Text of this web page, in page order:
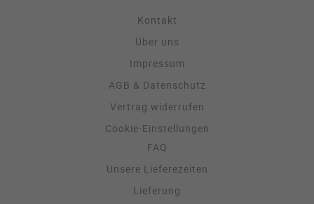
Kontakt
Über uns
Impressum
AGB & Datenschutz
Vertrag widerrufen
Cookie-Einstellungen
FAQ
Unsere Lieferezeiten
Lieferung